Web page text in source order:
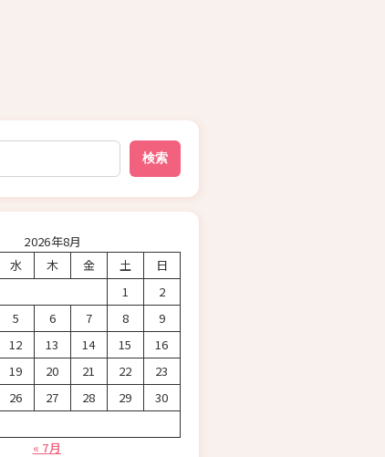
検索
2026年8月
水 木 金 土
日
1
2
5 6 7 8
9
12 13 14 15
16
19 20 21 22
23
26 27 28 29
30
« 7月